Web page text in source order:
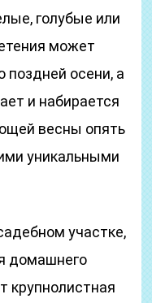
голубые или
может
поздней осени, а
и набирается
весны опять
уникальными
участке,
домашнего
крупнолистная